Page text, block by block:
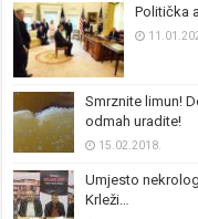
Politička
Smrznite limun!
odmah uradite!
15.02.2018.
Umjesto
Krleži…